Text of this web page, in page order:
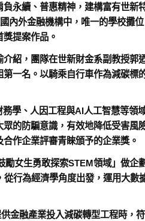
永續、普惠精神，建構富有世新
內外金融機構中，唯一的學校攤
提案作品。
紹，團隊在世新財金系副教授郭
一名。以騎乘自行車作為減碳標
學、人因工程與AI人工智慧等領
的防騙意識，有效地降低受害風
作企業評審青睞頒予的企業獎。
女生勇敢探索STEM領域」做企
行為經濟學角度出發，運用大數
金融產業投入減碳轉型工程時，